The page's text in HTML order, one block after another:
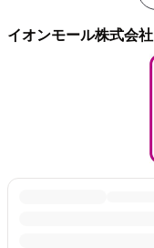
イオンモール株式会社